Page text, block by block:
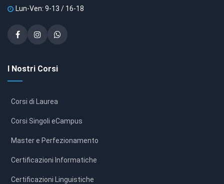
Lun-Ven: 9-13 / 16-18
I Nostri Corsi
Corsi di Laurea
Corsi Singoli eCampus
Master e Perfezionamento
Certificazioni Informatiche
Certificazioni Linguistiche